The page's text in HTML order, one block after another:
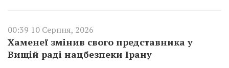
00:39 10 Серпня, 2026
Хаменеї змінив свого представника у
Вищій раді нацбезпеки Ірану